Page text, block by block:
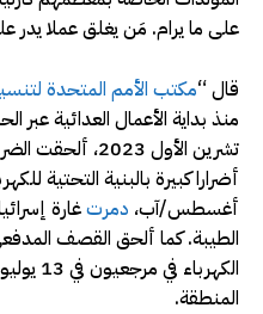
على ما يرام. مَن يغلق عملا يدر
قال “مكتب الأمم المتحدة
تشرين الأول
أغسطس/آب، دمرتغارة
الطيبة. كما ألحق القصف
المنطقة.